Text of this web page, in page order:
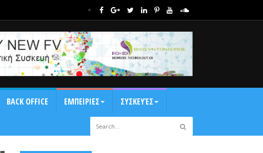
BACK OFFICE ΕΜΠΕΙΡΙΕΣ ΣΥΣΚΕΥΈΣ